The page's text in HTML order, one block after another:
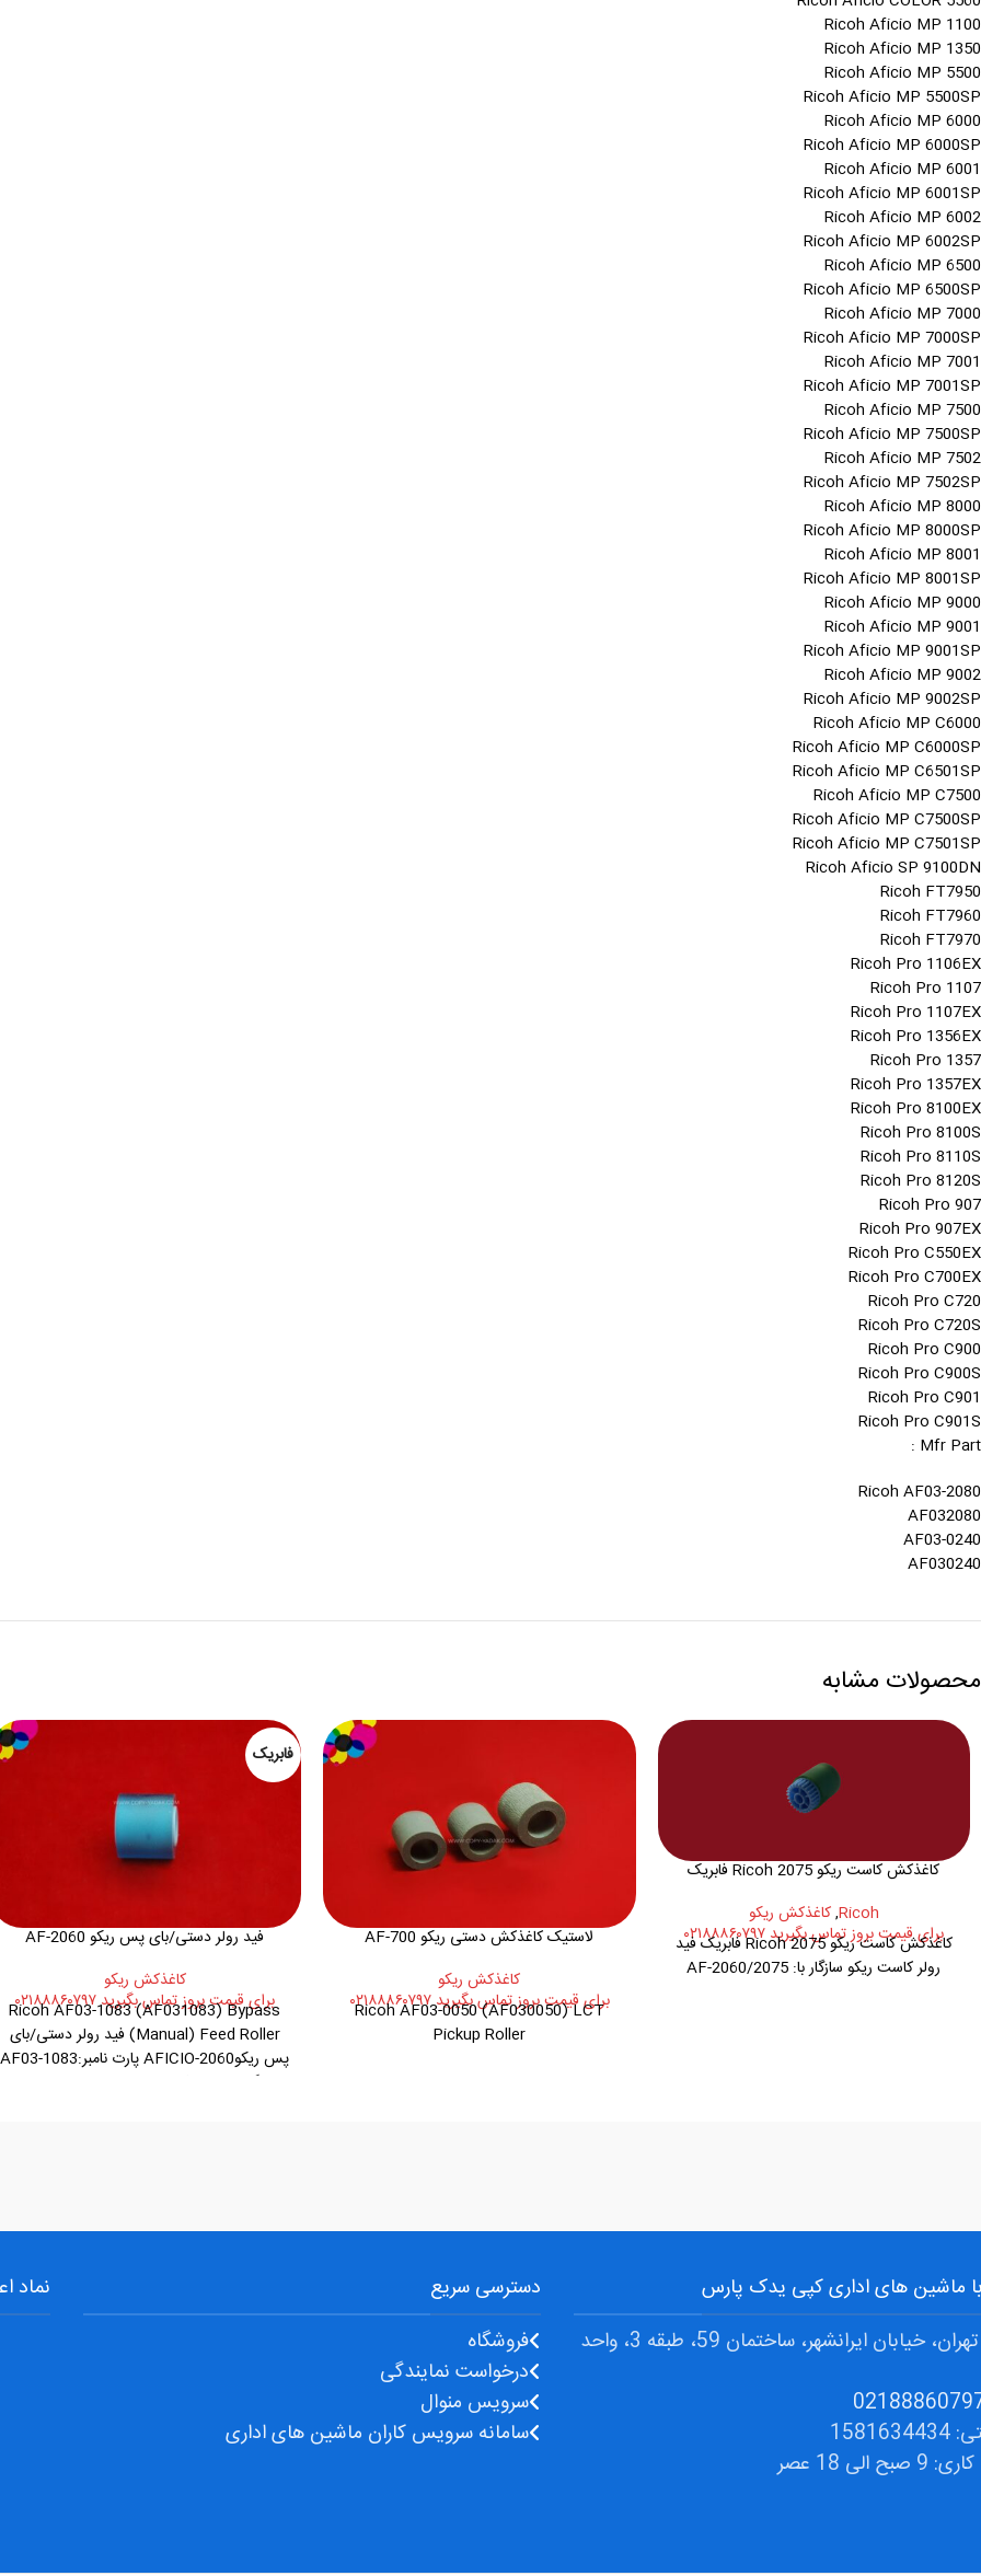
Ricoh Aficio MP 1100
Ricoh Aficio MP 1350
Ricoh Aficio MP 5500
Ricoh Aficio MP 5500SP
Ricoh Aficio MP 6000
Ricoh Aficio MP 6000SP
Ricoh Aficio MP 6001
Ricoh Aficio MP 6001SP
Ricoh Aficio MP 6002
Ricoh Aficio MP 6002SP
Ricoh Aficio MP 6500
Ricoh Aficio MP 6500SP
Ricoh Aficio MP 7000
Ricoh Aficio MP 7000SP
Ricoh Aficio MP 7001
Ricoh Aficio MP 7001SP
Ricoh Aficio MP 7500
Ricoh Aficio MP 7500SP
Ricoh Aficio MP 7502
Ricoh Aficio MP 7502SP
Ricoh Aficio MP 8000
Ricoh Aficio MP 8000SP
Ricoh Aficio MP 8001
Ricoh Aficio MP 8001SP
Ricoh Aficio MP 9000
Ricoh Aficio MP 9001
Ricoh Aficio MP 9001SP
Ricoh Aficio MP 9002
Ricoh Aficio MP 9002SP
Ricoh Aficio MP C6000
Ricoh Aficio MP C6000SP
Ricoh Aficio MP C6501SP
Ricoh Aficio MP C7500
Ricoh Aficio MP C7500SP
Ricoh Aficio MP C7501SP
Ricoh Aficio SP 9100DN
Ricoh FT7950
Ricoh FT7960
Ricoh FT7970
Ricoh Pro 1106EX
Ricoh Pro 1107
Ricoh Pro 1107EX
Ricoh Pro 1356EX
Ricoh Pro 1357
Ricoh Pro 1357EX
Ricoh Pro 8100EX
Ricoh Pro 8100S
Ricoh Pro 8110S
Ricoh Pro 8120S
Ricoh Pro 907
Ricoh Pro 907EX
Ricoh Pro C550EX
Ricoh Pro C700EX
Ricoh Pro C720
Ricoh Pro C720S
Ricoh Pro C900
Ricoh Pro C900S
Ricoh Pro C901
Ricoh Pro C901S
Mfr Part :
Ricoh AF03-2080
AF032080
AF03-0240
AF030240
محصولات مشابه
کاغذکش کاست ریکو Ricoh 2075 فابریک
Ricoh
,کاغذکش ريکو
برای قیمت بروز تماس بگیرید ۰۲۱۸۸۸۶۰۷۹۷
کاغذکش کاست ریکو Ricoh 2075 فابریک فید
رولر کاست ریکو سازگار با: AF-2060/2075
لاستیک کاغذکش دستی ریکو AF-700
کاغذکش ريکو
برای قیمت بروز تماس بگیرید ۰۲۱۸۸۸۶۰۷۹۷
Ricoh AF03-0050 (AF030050) LCT
Pickup Roller
فابریک
فید رولر دستی/بای پس ریکو AF-2060
کاغذکش ريکو
برای قیمت بروز تماس بگیرید ۰۲۱۸۸۸۶۰۷۹۷
Ricoh AF03-1083 (AF031083) Bypass
(Manual) Feed Roller فید رولر دستی/بای
پس ریکوAFICIO-2060 پارت نامبر:AF03-1083
نماد
دسترسی سریع
فروشگاه
درخواست نمایندگی
سرویس منوال
سامانه سرویس کاران ماشین های اداری
با ماشین های اداری کپی یدک پارس
آدرس: تهران، خیابان ایرانشهر، ساختمان 59، طبقه 3، واحد
الی 18 عصر